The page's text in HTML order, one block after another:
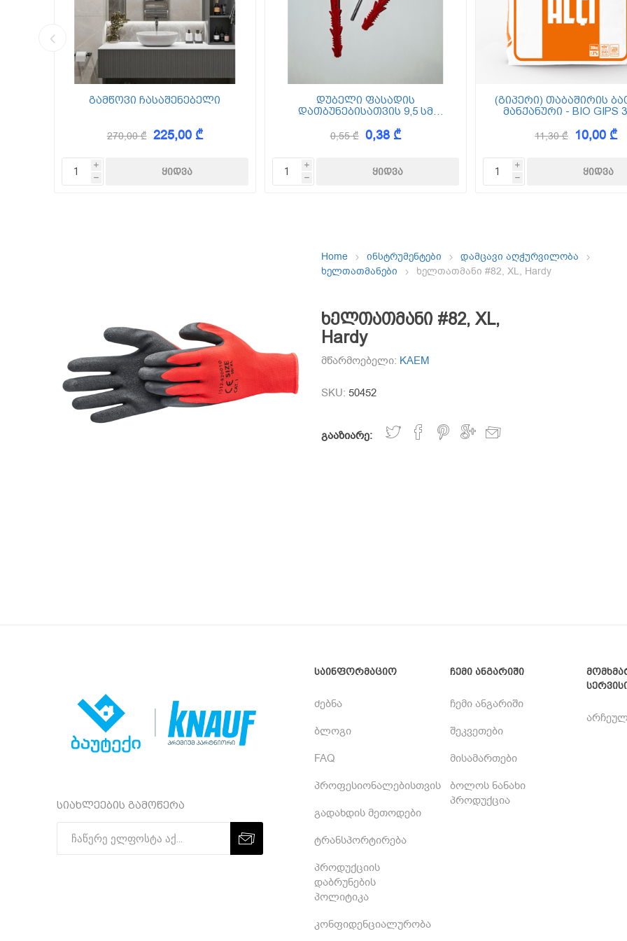
კედლის შემოსვები
KAEM Dekor
გამწოვი ჩასაშენებელი
270,00 ₾ 225,00 ₾
i
h
დუბელი ფასადის
დათბუნებისათვის 9,5 სმ
0,55 ₾ 0,38 ₾
i
h
(გიპერი) თაბაშირის
მანქანური - BIO GIPS
11,30 ₾ 10,00 ₾
i
h
Home ინსტრუმენტები
დამცავი აღჭურვილობა
ხელთათმანები
ხელთათმანი #82, XL, Hardy
ხელთათმანი #82, XL,
Hardy
მწარმოებელი: KAEM
SKU: 50452
გააზიარე:
სიახლეების გამოწერა
საინფორმაციო
ძებნა
ბლოგი
FAQ
პროფესიონალებისთვის
გადახდის მეთოდები
ტრანსპორტირება
პროდუქციის
დაბრუნების
პოლიტიკა
კონფიდენციალურობა
ჩემი ანგარიში
ჩემი ანგარიში
შეკვეთები
მისამართები
ბოლოს ნანახი
პროდუქცია